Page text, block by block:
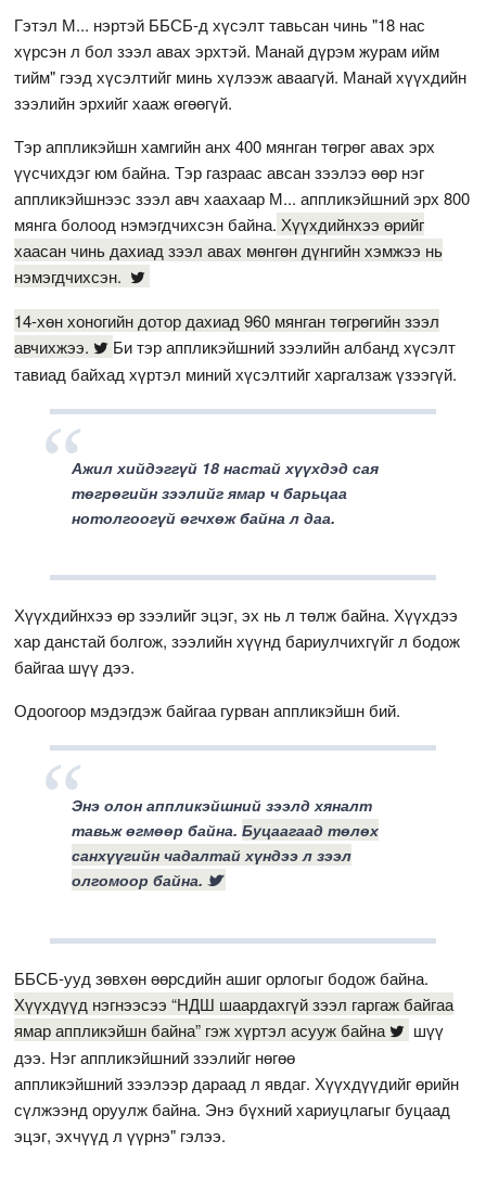
Гэтэл М... нэртэй ББСБ-д хүсэлт тавьсан чинь "18 нас
хүрсэн л бол зээл авах эрхтэй. Манай дүрэм журам ийм
тийм" гээд хүсэлтийг минь хүлээж аваагүй. Манай хүүхдийн
зээлийн эрхийг хааж өгөөгүй.
Тэр аппликэйшн хамгийн анх 400 мянган төгрөг авах эрх
үүсчихдэг юм байна. Тэр газраас авсан зээлээ өөр нэг
аппликэйшнээс зээл авч хаахаар М... аппликэйшний эрх 800
мянга болоод нэмэгдчихсэн байна. Хүүхдийнхээ өрийг
хаасан чинь дахиад зээл авах мөнгөн дүнгийн хэмжээ нь
нэмэгдчихсэн.
14-хөн хоногийн дотор дахиад 960 мянган төгрөгийн зээл
авчихжээ.
Би тэр аппликэйшний зээлийн албанд хүсэлт
тавиад байхад хүртэл миний хүсэлтийг харгалзаж үзээгүй.
Ажил хийдэггүй 18 настай хүүхдэд сая
төгрөгийн зээлийг ямар ч барьцаа
нотолгоогүй өгчхөж байна л даа.
Хүүхдийнхээ өр зээлийг эцэг, эх нь л төлж байна. Хүүхдээ
хар данстай болгож, зээлийн хүүнд бариулчихгүйг л бодож
байгаа шүү дээ.
Одоогоор мэдэгдэж байгаа гурван аппликэйшн бий.
Энэ олон аппликэйшний зээлд хяналт
тавьж өгмөөр байна. Буцаагаад төлөх
санхүүгийн чадалтай хүндээ л зээл
олгомоор байна.
ББСБ-ууд зөвхөн өөрсдийн ашиг орлогыг бодож байна.
Хүүхдүүд нэгнээсээ “НДШ шаардахгүй зээл гаргаж байгаа
ямар аппликэйшн байна” гэж хүртэл асууж байна
шүү
дээ. Нэг аппликэйшний зээлийг нөгөө
аппликэйшний зээлээр дараад л явдаг. Хүүхдүүдийг өрийн
сүлжээнд оруулж байна. Энэ бүхний хариуцлагыг буцаад
эцэг, эхчүүд л үүрнэ" гэлээ.